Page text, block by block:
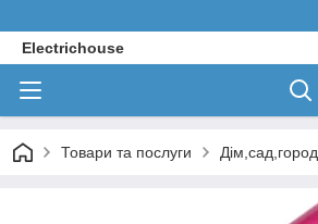
Electrichouse
Товари та послуги Дім,сад,город